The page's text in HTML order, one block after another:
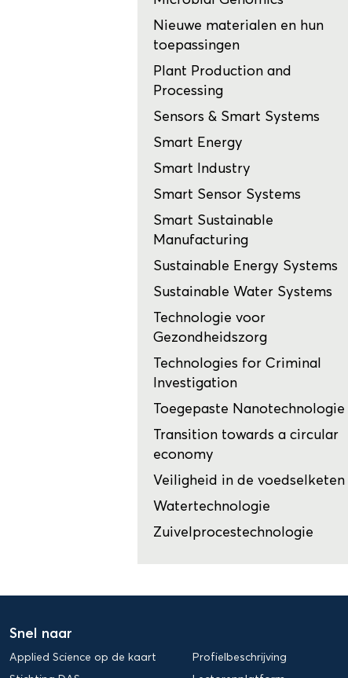
Nieuwe materialen en hun
toepassingen
Plant Production and
Processing
Sensors & Smart Systems
Smart Energy
Smart Industry
Smart Sensor Systems
Smart Sustainable
Manufacturing
Sustainable Energy Systems
Sustainable Water Systems
Technologie voor
Gezondheidszorg
Technologies for Criminal
Investigation
Toegepaste Nanotechnologie
Transition towards a circular
economy
Veiligheid in de voedselketen
Watertechnologie
Zuivelprocestechnologie
Snel naar
Applied Science op de kaart
Profielbeschrijving